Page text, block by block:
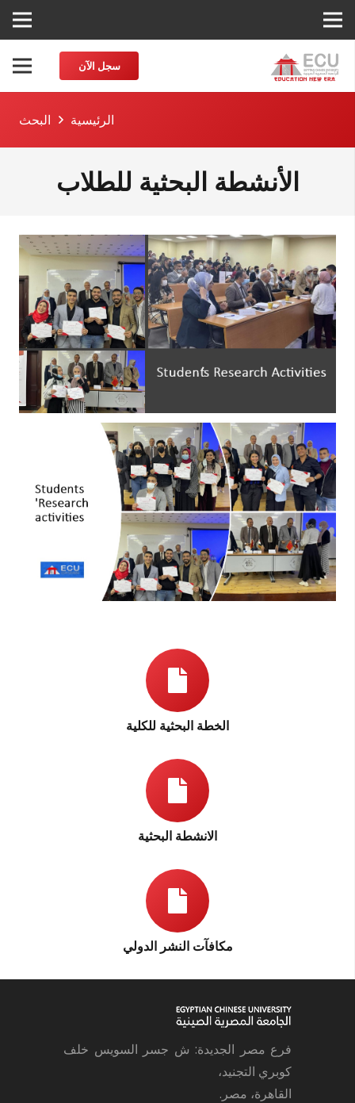
سجل الآن
الرئيسية البحث
الأنشطة البحثية للطلاب
الخطة البحثية للكلية
الانشطة البحثية
مكافآت النشر الدولي
فرع مصر الجديدة: ش جسر السويس خلف
كوبري التجنيد،
القاهرة، مصر.